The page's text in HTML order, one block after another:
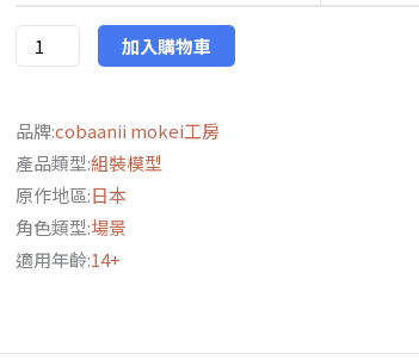
室
桌
椅
數
量
加入購物車
品牌:cobaanii mokei工房
產品類型:組裝模型
原作地區:日本
角色類型:場景
適用年齡:14+